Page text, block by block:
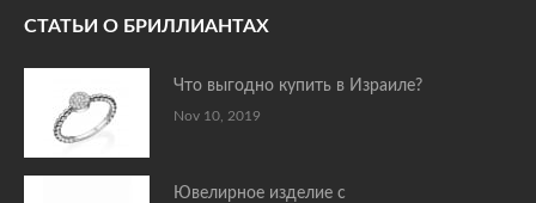
СТАТЬИ О БРИЛЛИАНТАХ
Что выгодно купить в Израиле?
Nov 10, 2019
Ювелирное изделие с